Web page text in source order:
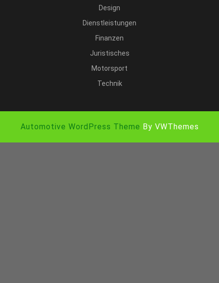
Design
Dienstleistungen
Finanzen
Juristisches
Motorsport
Technik
Automotive WordPress Theme By VWThemes